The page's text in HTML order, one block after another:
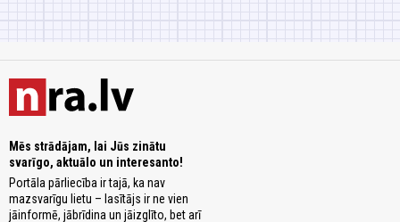
Mēs strādājam, lai Jūs zinātu
svarīgo, aktuālo un interesanto!
Portāla pārliecība ir tajā, ka nav
mazsvarīgu lietu – lasītājs ir ne vien
jāinformē, jābrīdina un jāizglīto, bet arī